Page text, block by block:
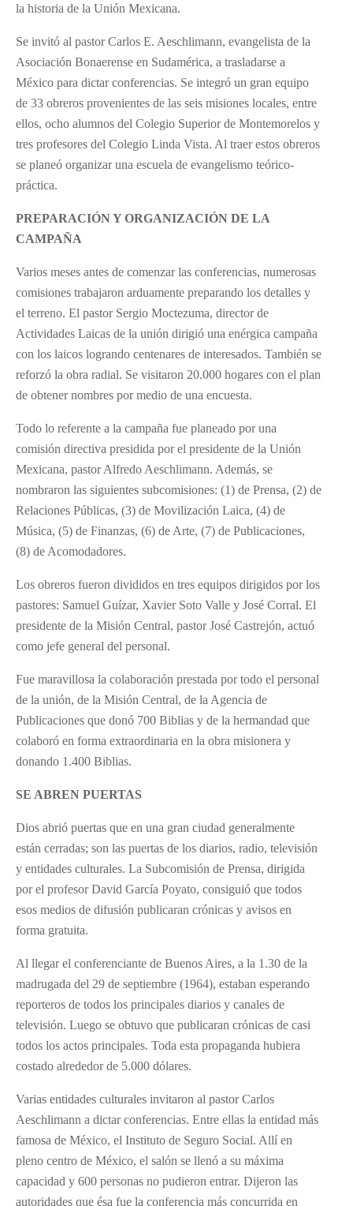
la historia de la Unión Mexicana.
Se invitó al pastor Carlos E. Aeschlimann, evangelista de la
Asociación Bonaerense en Sudamérica, a trasladarse a
México para dictar conferencias. Se integró un gran equipo
de 33 obreros provenientes de las seis misiones locales, entre
ellos, ocho alumnos del Colegio Superior de Montemorelos y
tres profesores del Colegio Linda Vista. Al traer estos obreros
se planeó organizar una escuela de evangelismo teórico-
práctica.
PREPARACIÓN Y ORGANIZACIÓN DE LA
CAMPAÑA
Varios meses antes de comenzar las conferencias, numerosas
comisiones trabajaron arduamente preparando los detalles y
el terreno. El pastor Sergio Moctezuma, director de
Actividades Laicas de la unión dirigió una enérgica campaña
con los laicos logrando centenares de interesados. También se
reforzó la obra radial. Se visitaron 20.000 hogares con el plan
de obtener nombres por medio de una encuesta.
Todo lo referente a la campaña fue planeado por una
comisión directiva presidida por el presidente de la Unión
Mexicana, pastor Alfredo Aeschlimann. Además, se
nombraron las siguientes subcomisiones: (1) de Prensa, (2) de
Relaciones Públicas, (3) de Movilización Laica, (4) de
Música, (5) de Finanzas, (6) de Arte, (7) de Publicaciones,
(8) de Acomodadores.
Los obreros fueron divididos en tres equipos dirigidos por los
pastores: Samuel Guízar, Xavier Soto Valle y José Corral. El
presidente de la Misión Central, pastor José Castrejón, actuó
como jefe general del personal.
Fue maravillosa la colaboración prestada por todo el personal
de la unión, de la Misión Central, de la Agencia de
Publicaciones que donó 700 Biblias y de la hermandad que
colaboró en forma extraordinaria en la obra misionera y
donando 1.400 Biblias.
SE ABREN PUERTAS
Dios abrió puertas que en una gran ciudad generalmente
están cerradas; son las puertas de los diarios, radio, televisión
y entidades culturales. La Subcomisión de Prensa, dirigida
por el profesor David García Poyato, consiguió que todos
esos medios de difusión publicaran crónicas y avisos en
forma gratuita.
Al llegar el conferenciante de Buenos Aires, a la 1.30 de la
madrugada del 29 de septiembre (1964), estaban esperando
reporteros de todos los principales diarios y canales de
televisión. Luego se obtuvo que publicaran crónicas de casi
todos los actos principales. Toda esta propaganda hubiera
costado alrededor de 5.000 dólares.
Varias entidades culturales invitaron al pastor Carlos
Aeschlimann a dictar conferencias. Entre ellas la entidad más
famosa de México, el Instituto de Seguro Social. Allí en
pleno centro de México, el salón se llenó a su máxima
capacidad y 600 personas no pudieron entrar. Dijeron las
autoridades que ésa fue la conferencia más concurrida en